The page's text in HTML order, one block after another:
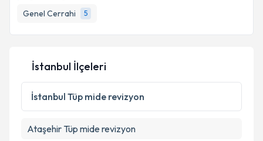
Genel Cerrahi
5
E-posta Adresiniz
Kişisel verilerimin işlenmesine ilişkinAydınlatma
Metni
'ni okudum ve kişisel verilerimin belirtilen
kapsamda işlenmesini kabul ediyorum.
İstanbul İlçeleri
İstanbul Tüp mide revizyon
Ataşehir Tüp mide revizyon